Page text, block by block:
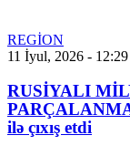
REGİON
11 İyul, 2026 - 12:29
RUSİYALI
ilə çıxış etdi